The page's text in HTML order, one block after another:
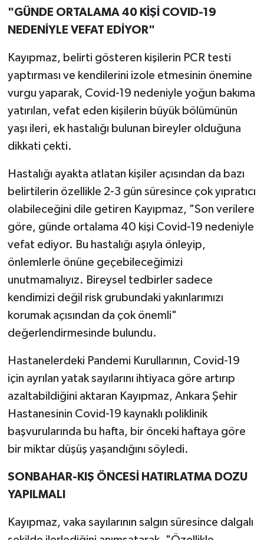
"GÜNDE ORTALAMA 40 KİŞİ COVID-19
NEDENİYLE VEFAT EDİYOR"
Kayıpmaz, belirti gösteren kişilerin PCR testi
yaptırması ve kendilerini izole etmesinin önemine
vurgu yaparak, Covid-19 nedeniyle yoğun bakıma
yatırılan, vefat eden kişilerin büyük bölümünün
yaşı ileri, ek hastalığı bulunan bireyler olduğuna
dikkati çekti.
Hastalığı ayakta atlatan kişiler açısından da bazı
belirtilerin özellikle 2-3 gün süresince çok yıpratıcı
olabileceğini dile getiren Kayıpmaz, "Son verilere
göre, günde ortalama 40 kişi Covid-19 nedeniyle
vefat ediyor. Bu hastalığı aşıyla önleyip,
önlemlerle önüne geçebileceğimizi
unutmamalıyız. Bireysel tedbirler sadece
kendimizi değil risk grubundaki yakınlarımızı
korumak açısından da çok önemli"
değerlendirmesinde bulundu.
Hastanelerdeki Pandemi Kurullarının, Covid-19
için ayrılan yatak sayılarını ihtiyaca göre artırıp
azaltabildiğini aktaran Kayıpmaz, Ankara Şehir
Hastanesinin Covid-19 kaynaklı poliklinik
başvurularında bu hafta, bir önceki haftaya göre
bir miktar düşüş yaşandığını söyledi.
SONBAHAR-KIŞ ÖNCESİ HATIRLATMA DOZU
YAPILMALI
Kayıpmaz, vaka sayılarının salgın süresince dalgalı